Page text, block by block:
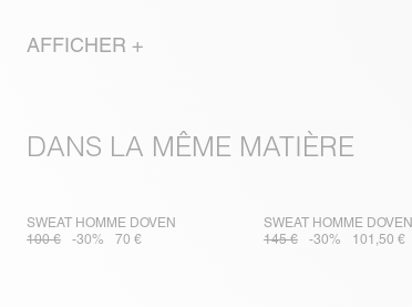
AFFICHER +
DANS LA MÊME MATIÈRE
SWEAT HOMME DOVEN
100 €
-30% 70 €
SWEAT HOMME DOVEN
145 €
-30% 101,50 €